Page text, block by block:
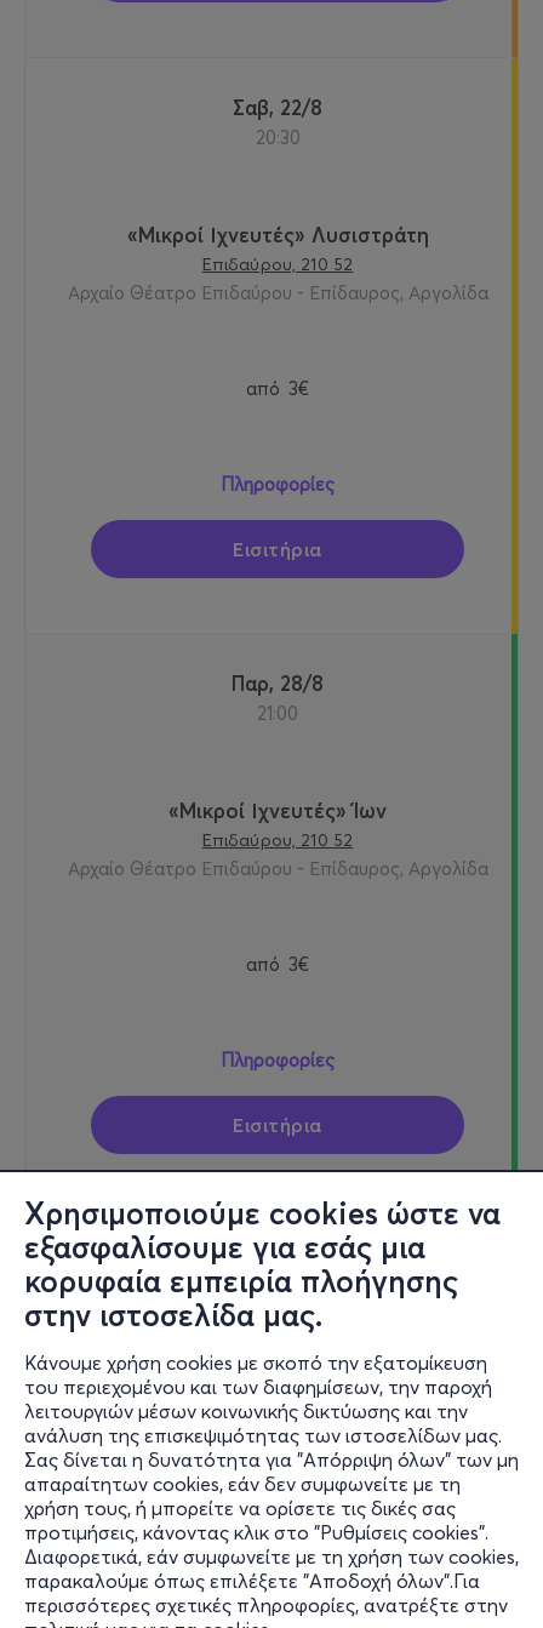
Χρησιμοποιούμε cookies ώστε να
εξασφαλίσουμε για εσάς μια
κορυφαία εμπειρία πλοήγησης
στην ιστοσελίδα μας.
Κάνουμε χρήση cookies με σκοπό την εξατομίκευση
του περιεχομένου και των διαφημίσεων, την παροχή
λειτουργιών μέσων κοινωνικής δικτύωσης και την
ανάλυση της επισκεψιμότητας των ιστοσελίδων μας.
Σας δίνεται η δυνατότητα για "Απόρριψη όλων" των μη
απαραίτητων cookies, εάν δεν συμφωνείτε με τη
χρήση τους, ή μπορείτε να ορίσετε τις δικές σας
προτιμήσεις, κάνοντας κλικ στο "Ρυθμίσεις cookies".
Διαφορετικά, εάν συμφωνείτε με τη χρήση των cookies,
παρακαλούμε όπως επιλέξετε "Αποδοχή όλων".Για
περισσότερες σχετικές πληροφορίες, ανατρέξτε στην
Σαβ, 22/8
20:30
«Μικροί Ιχνευτές» Λυσιστράτη
Επιδαύρου, 210 52
Αρχαίο Θέατρο Επιδαύρου - Επίδαυρος, Αργολίδα
από 3€
Πληροφορίες
Εισιτήρια
Παρ, 28/8
21:00
«Μικροί Ιχνευτές» Ίων
Επιδαύρου, 210 52
Αρχαίο Θέατρο Επιδαύρου - Επίδαυρος, Αργολίδα
από 3€
Πληροφορίες
Εισιτήρια
Σαβ, 29/8
21:00
«Μικροί Ιχνευτές» Ίων
Επιδαύρου, 210 52
Αρχαίο Θέατρο Επιδαύρου - Επίδαυρος, Αργολίδα
από 3€